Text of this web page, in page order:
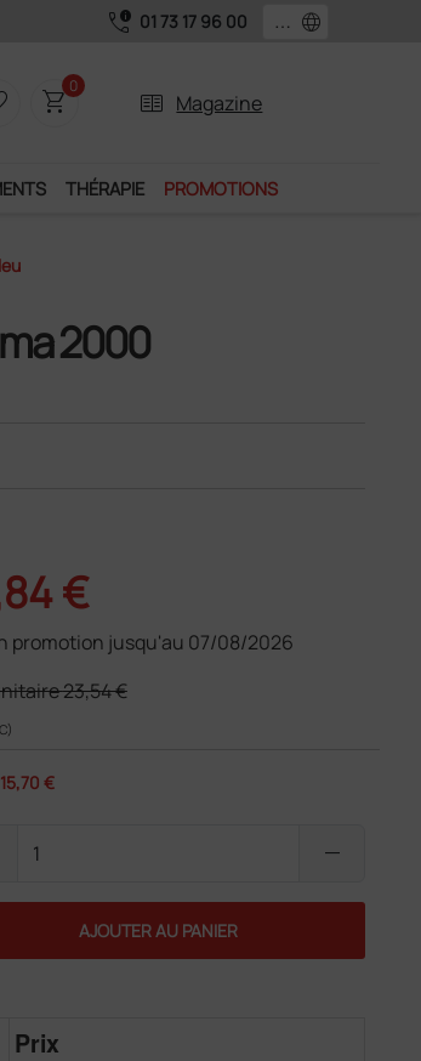
call_quality 01 73 17 96 00 language
shopping_cart0
two_pager Magazine
THÉRAPIE PROMOTIONS
2000
€
promotion jusqu'au 07/08/2026
23,54 €
15,70 €
remove
AJOUTER AU PANIER
Prix